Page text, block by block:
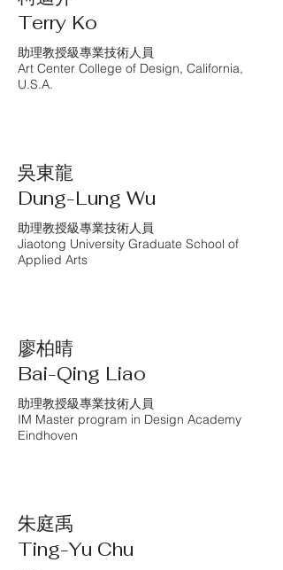
Terry Ko
助理教授級專業技術人員
Art Center College of Design, California,
U.S.A.
吳東龍
Dung-Lung Wu
助理教授級專業技術人員
Jiaotong University Graduate School of
Applied Arts
廖柏晴
Bai-Qing Liao
助理教授級專業技術人員
IM Master program in Design Academy
Eindhoven
朱庭禹
Ting-Yu Chu